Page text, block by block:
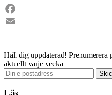
LinkedIn
Facebook
Håll dig uppdaterad! Prenumerera
aktuellt varje vecka.
Läs